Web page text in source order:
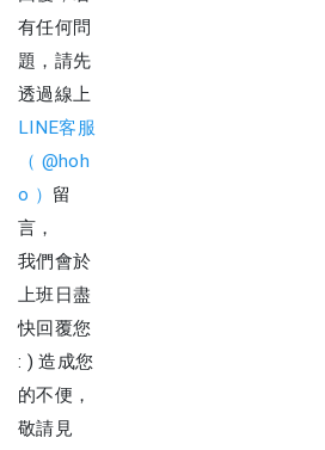
有任何問
題，請先
透過線上
LINE客服
（ @hoh
o ） 留
言，
我們會於
上班日盡
快回覆您
: ) 造成您
的不便，
敬請見